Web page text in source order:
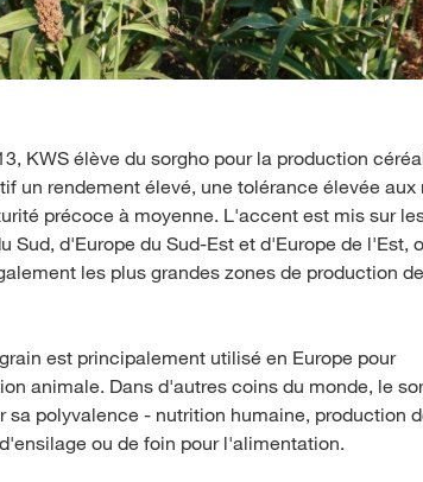
KWS élève du sorgho pour la production
un rendement élevé, une tolérance élevée aux
précoce à moyenne. L'accent est mis sur
Sud, d'Europe du Sud-Est et d'Europe de l'Est,
les plus grandes zones de production
est principalement utilisé en Europe pour
animale. Dans d'autres coins du monde, le
sa polyvalence - nutrition humaine, production
ou de foin pour l'alimentation.